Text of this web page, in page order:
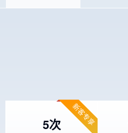
5次 新客专享